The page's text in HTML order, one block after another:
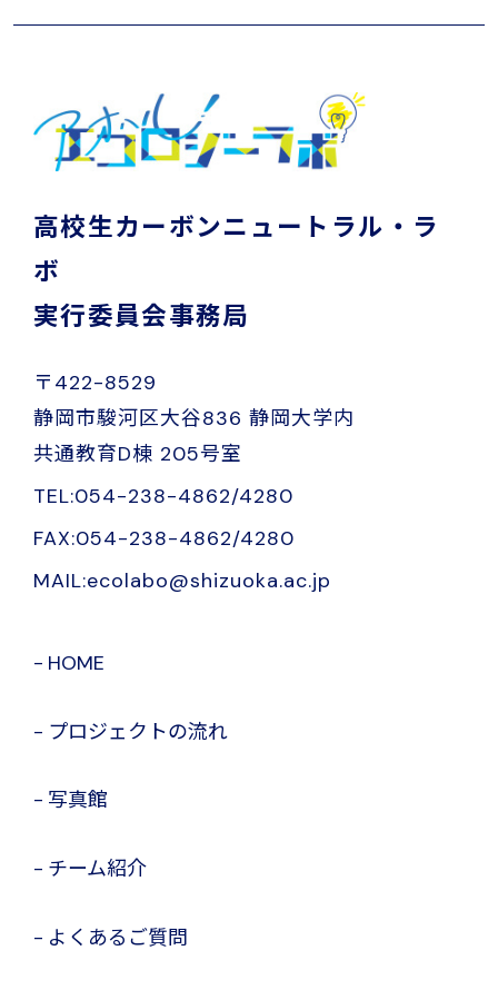
高校生カーボンニュートラル・ラ
ボ
実行委員会事務局
〒422-8529
静岡市駿河区大谷836 静岡大学内
共通教育D棟 205号室
TEL:054-238-4862/4280
FAX:054-238-4862/4280
MAIL:ecolabo@shizuoka.ac.jp
HOME
プロジェクトの流れ
写真館
チーム紹介
よくあるご質問